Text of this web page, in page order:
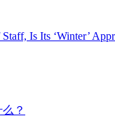
Is Its ‘Winter’
？